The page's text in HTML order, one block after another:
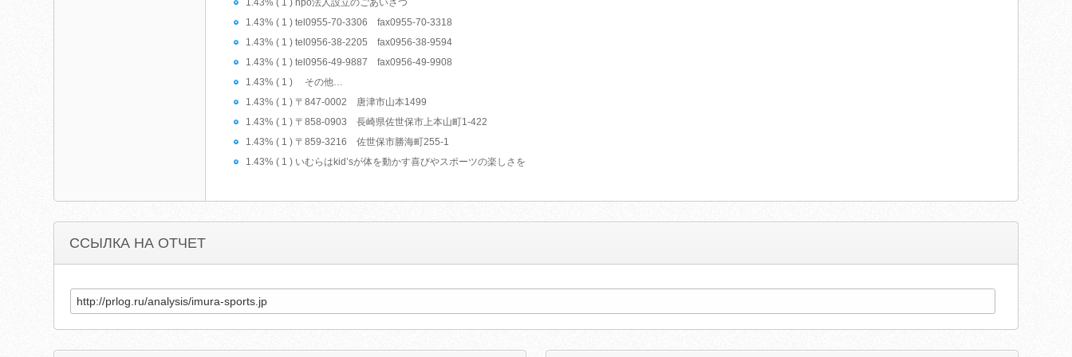
1.43% ( 1 ) npo法人設立のごあいさつ
1.43% ( 1 ) tel0955-70-3306 fax0955-70-3318
1.43% ( 1 ) tel0956-38-2205 fax0956-38-9594
1.43% ( 1 ) tel0956-49-9887 fax0956-49-9908
1.43% ( 1 ) その他…
1.43% ( 1 ) 〒847-0002 唐津市山本1499
1.43% ( 1 ) 〒858-0903 長崎県佐世保市上本山町1-422
1.43% ( 1 ) 〒859-3216 佐世保市勝海町255-1
1.43% ( 1 ) いむらはkid’sが体を動かす喜びやスポーツの楽しさを
ССЫЛКА НА ОТЧЕТ